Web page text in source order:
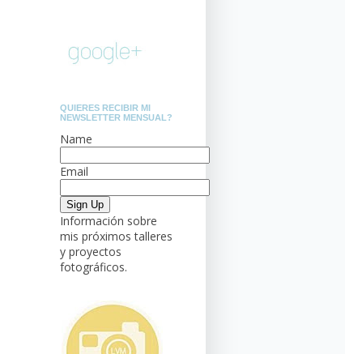
QUIERES RECIBIR MI
NEWSLETTER MENSUAL?
Name
Email
Información sobre
mis próximos talleres
y proyectos
fotográficos.